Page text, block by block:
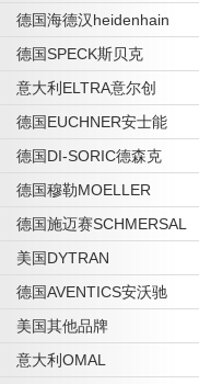
德国海德汉heidenhain
德国SPECK斯贝克
意大利ELTRA意尔创
德国EUCHNER安士能
德国DI-SORIC德森克
德国穆勒MOELLER
德国施迈赛SCHMERSAL
美国DYTRAN
德国AVENTICS安沃驰
美国其他品牌
意大利OMAL